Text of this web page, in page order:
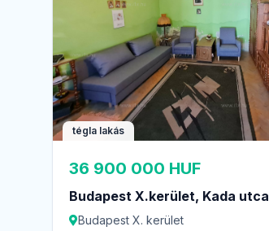
tégla lakás
36 900 000 HUF
Budapest X.kerület, Kada utca
Budapest X. kerület